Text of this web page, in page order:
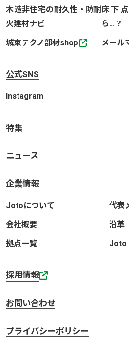
木造非住宅の耐久性・防耐
火建材ナビ
床下
ら…？
城東テクノ部材shop メール
公式SNS
Instagram
特集
ニュース
企業情報
Jotoについて 代表
会社概要 沿革
拠点一覧 Joto
採用情報
お問い合わせ
プライバシーポリシー